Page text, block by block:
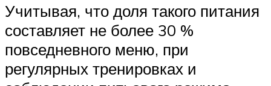
Учитывая, что доля такого питания
составляет не более 30 %
повседневного меню, при
регулярных тренировках и